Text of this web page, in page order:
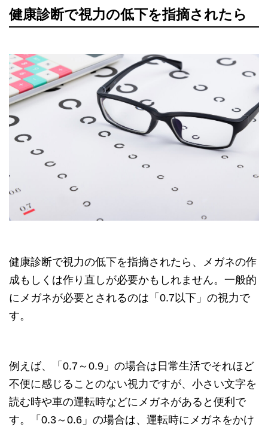
健康診断で視力の低下を指摘されたら
健康診断で視力の低下を指摘されたら、メガネの作
成もしくは作り直しが必要かもしれません。一般的
にメガネが必要とされるのは「0.7以下」の視力で
す。
例えば、「0.7～0.9」の場合は日常生活でそれほど
不便に感じることのない視力ですが、小さい文字を
読む時や車の運転時などにメガネがあると便利で
す。「0.3～0.6」の場合は、運転時にメガネをかけ